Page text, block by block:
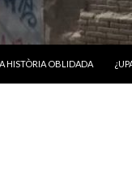
HISTÒRIA OBLIDADA